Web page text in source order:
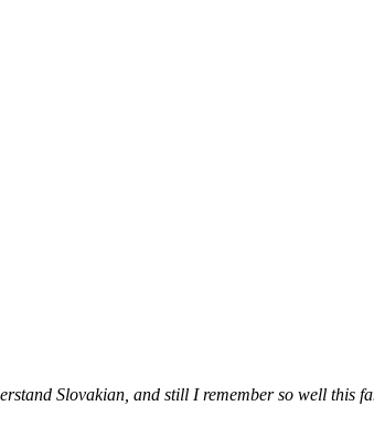
Slovakian, and still I remember so well this